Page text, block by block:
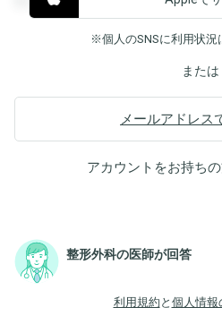
※個人のSNSに利用状況
または
メールアドレス
アカウントをお持ち
整形外科の医師が回答
利用規約 と 個人情報